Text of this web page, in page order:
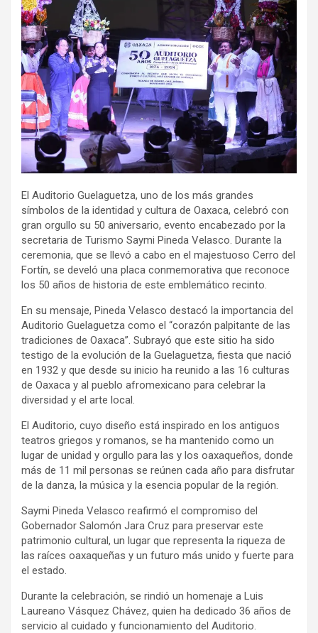
El Auditorio Guelaguetza, uno de los más grandes
símbolos de la identidad y cultura de Oaxaca, celebró con
gran orgullo su 50 aniversario, evento encabezado por la
secretaria de Turismo Saymi Pineda Velasco. Durante la
ceremonia, que se llevó a cabo en el majestuoso Cerro del
Fortín, se develó una placa conmemorativa que reconoce
los 50 años de historia de este emblemático recinto.
En su mensaje, Pineda Velasco destacó la importancia del
Auditorio Guelaguetza como el “corazón palpitante de las
tradiciones de Oaxaca”. Subrayó que este sitio ha sido
testigo de la evolución de la Guelaguetza, fiesta que nació
en 1932 y que desde su inicio ha reunido a las 16 culturas
de Oaxaca y al pueblo afromexicano para celebrar la
diversidad y el arte local.
El Auditorio, cuyo diseño está inspirado en los antiguos
teatros griegos y romanos, se ha mantenido como un
lugar de unidad y orgullo para las y los oaxaqueños, donde
más de 11 mil personas se reúnen cada año para disfrutar
de la danza, la música y la esencia popular de la región.
Saymi Pineda Velasco reafirmó el compromiso del
Gobernador Salomón Jara Cruz para preservar este
patrimonio cultural, un lugar que representa la riqueza de
las raíces oaxaqueñas y un futuro más unido y fuerte para
el estado.
Durante la celebración, se rindió un homenaje a Luis
Laureano Vásquez Chávez, quien ha dedicado 36 años de
servicio al cuidado y funcionamiento del Auditorio.